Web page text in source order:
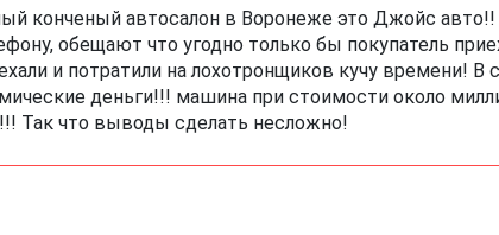
конченый автосалон в Воронеже это Джойс
обещают что угодно только бы покупатель
и потратили на лохотронщиков кучу времени! В
деньги!!! машина при стоимости около
Так что выводы сделать несложно!